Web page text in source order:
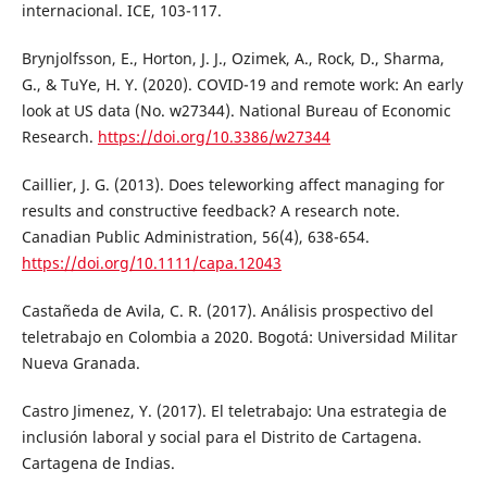
internacional. ICE, 103-117.
Brynjolfsson, E., Horton, J. J., Ozimek, A., Rock, D., Sharma,
G., & TuYe, H. Y. (2020). COVID-19 and remote work: An early
look at US data (No. w27344). National Bureau of Economic
Research. https://doi.org/10.3386/w27344
Caillier, J. G. (2013). Does teleworking affect managing for
results and constructive feedback? A research note.
Canadian Public Administration, 56(4), 638-654.
https://doi.org/10.1111/capa.12043
Castañeda de Avila, C. R. (2017). Análisis prospectivo del
teletrabajo en Colombia a 2020. Bogotá: Universidad Militar
Nueva Granada.
Castro Jimenez, Y. (2017). El teletrabajo: Una estrategia de
inclusión laboral y social para el Distrito de Cartagena.
Cartagena de Indias.